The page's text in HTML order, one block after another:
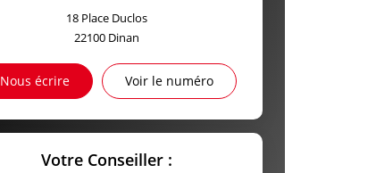
18 Place Duclos
22100 Dinan
Nous écrire Voir le numéro
Votre Conseiller :